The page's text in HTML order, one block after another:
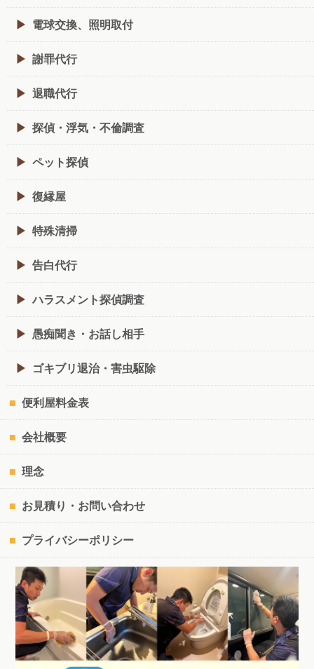
電球交換、照明取付
謝罪代行
退職代行
探偵・浮気・不倫調査
ペット探偵
復縁屋
特殊清掃
告白代行
ハラスメント探偵調査
愚痴聞き・お話し相手
ゴキブリ退治・害虫駆除
便利屋料金表
会社概要
理念
お見積り・お問い合わせ
プライバシーポリシー